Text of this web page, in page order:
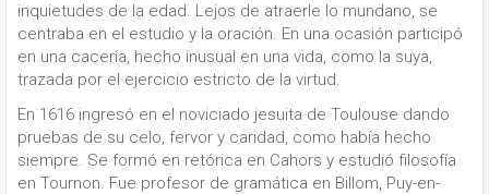
inquietudes de la edad. Lejos de atraerle lo mundano, se
centraba en el estudio y la oración. En una ocasión participó
en una cacería, hecho inusual en una vida, como la suya,
trazada por el ejercicio estricto de la virtud.
En 1616 ingresó en el noviciado jesuita de Toulouse dando
pruebas de su celo, fervor y caridad, como había hecho
siempre. Se formó en retórica en Cahors y estudió filosofía
en Tournon. Fue profesor de gramática en Billom, Puy-en-